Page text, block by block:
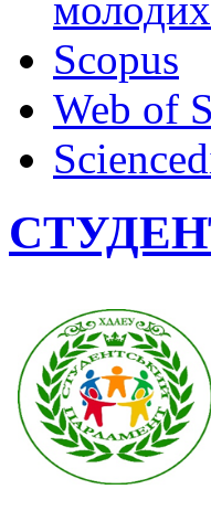
Scopus
Web of